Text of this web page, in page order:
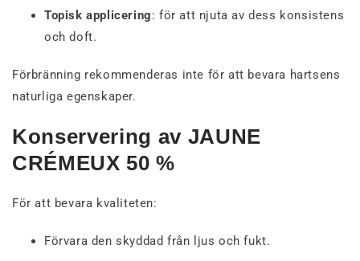
Topisk applicering: för att njuta av dess konsistens
och doft.
Förbränning rekommenderas inte för att bevara hartsens
naturliga egenskaper.
Konservering av JAUNE
CRÉMEUX 50 %
För att bevara kvaliteten:
Förvara den skyddad från ljus och fukt.